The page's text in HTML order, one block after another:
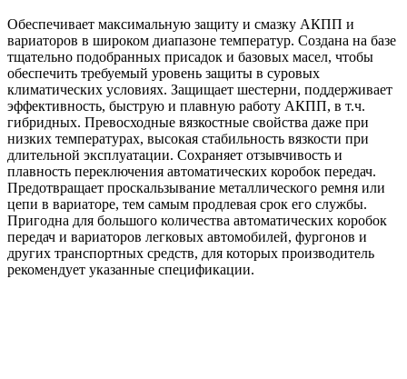
Обеспечивает максимальную защиту и смазку АКПП и
вариаторов в широком диапазоне температур. Создана на базе
тщательно подобранных присадок и базовых масел, чтобы
обеспечить требуемый уровень защиты в суровых
климатических условиях. Защищает шестерни, поддерживает
эффективность, быструю и плавную работу АКПП, в т.ч.
гибридных. Превосходные вязкостные свойства даже при
низких температурах, высокая стабильность вязкости при
длительной эксплуатации. Сохраняет отзывчивость и
плавность переключения автоматических коробок передач.
Предотвращает проскальзывание металлического ремня или
цепи в вариаторе, тем самым продлевая срок его службы.
Пригодна для большого количества автоматических коробок
передач и вариаторов легковых автомобилей, фургонов и
других транспортных средств, для которых производитель
рекомендует указанные спецификации.